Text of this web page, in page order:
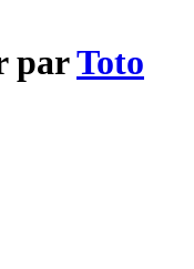
parToto